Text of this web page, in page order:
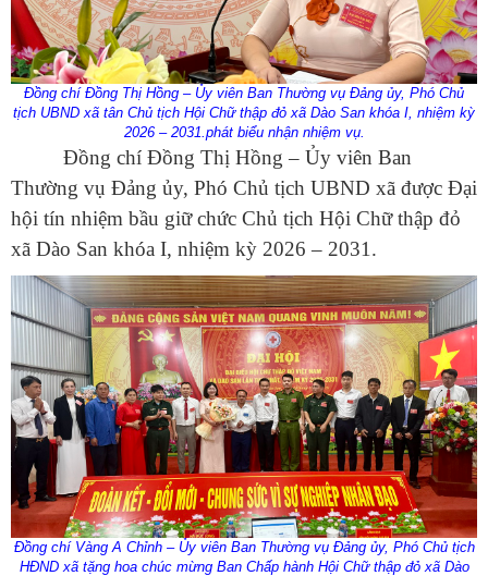
Đồng chí Đồng Thị Hồng – Ủy viên Ban Thường vụ Đảng ủy, Phó Chủ
tịch UBND xã tân Chủ tịch Hội Chữ thập đỏ xã Dào San khóa I, nhiệm kỳ
2026 – 2031.phát biểu nhận nhiệm vụ.
Đồng chí Đồng Thị Hồng – Ủy viên Ban
Thường vụ Đảng ủy, Phó Chủ tịch UBND xã được Đại
hội tín nhiệm bầu giữ chức Chủ tịch Hội Chữ thập đỏ
xã Dào San khóa I, nhiệm kỳ 2026 – 2031.
Đồng chí Vàng A Chỉnh – Ủy viên Ban Thường vụ Đảng ủy, Phó Chủ tịch
HĐND xã tặng hoa chúc mừng Ban Chấp hành Hội Chữ thập đỏ xã Dào